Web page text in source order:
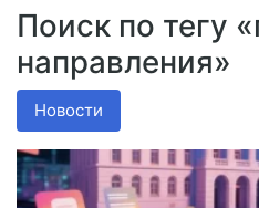
Поиск по тегу
направления»
Новости